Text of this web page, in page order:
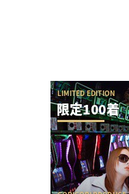
ネイルが特徴的
仕方ない、スロ
て...